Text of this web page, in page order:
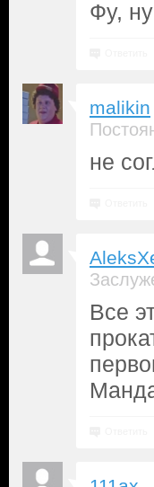
Фу,
malikin
не
Все